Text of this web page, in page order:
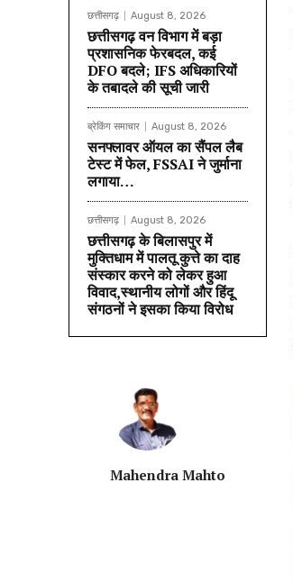
छत्तीसगढ़ August 8, 2026
छत्तीसगढ़ वन विभाग में बड़ा
प्रशासनिक फेरबदल, कई
DFO बदले; IFS अधिकारियों
के तबादले की सूची जारी
ब्रेकिंग समाचार August 8, 2026
सनफ्लावर ऑयल का सैंपल लैब
टेस्ट में फेल, FSSAI ने जुर्माना
लगाया…
छत्तीसगढ़ August 8, 2026
छत्तीसगढ़ के बिलासपुर में
मुक्तिधाम में पालतू कुत्ते का दाह
संस्कार करने को लेकर हुआ
विवाद,स्थानीय लोगों और हिंदू
संगठनों ने इसका किया विरोध
Mahendra Mahto